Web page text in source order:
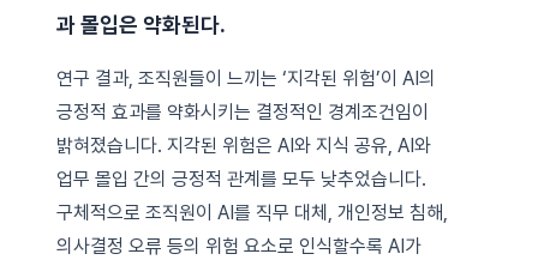
과 몰입은 약화된다.
연구 결과, 조직원들이 느끼는 ‘지각된 위험’이 AI의
긍정적 효과를 약화시키는 결정적인 경계조건임이
밝혀졌습니다. 지각된 위험은 AI와 지식 공유, AI와
업무 몰입 간의 긍정적 관계를 모두 낮추었습니다.
구체적으로 조직원이 AI를 직무 대체, 개인정보 침해,
의사결정 오류 등의 위험 요소로 인식할수록 AI가